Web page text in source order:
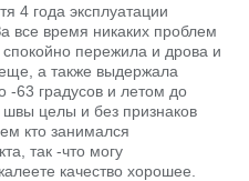
4 года эксплуатации
все время никаких проблем
пережила и дрова и
а также выдержала
-63 градусов и летом до
целы и без признаков
кто занимался
так -что могу
качество хорошее.